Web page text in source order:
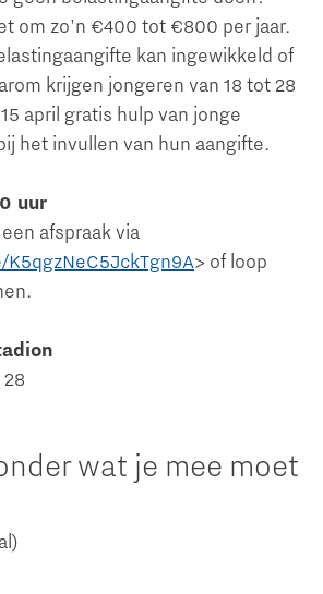
om zo'n €400 tot €800 per jaar.
kan ingewikkeld of
krijgen jongeren van 18 tot 28
april gratis hulp van jonge
het invullen van hun aangifte.
uur
afspraak via
> of loop
wat je mee moet